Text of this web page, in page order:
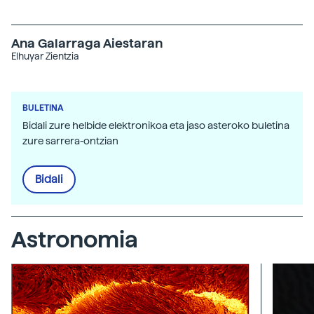
Ana Galarraga Aiestaran
Elhuyar Zientzia
BULETINA
Bidali zure helbide elektronikoa eta jaso asteroko buletina
zure sarrera-ontzian
Bidali
Astronomia